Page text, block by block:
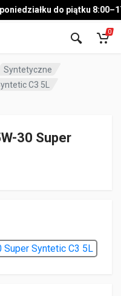
do piątku
0
Syntetyczne
C3 5L
30 Super